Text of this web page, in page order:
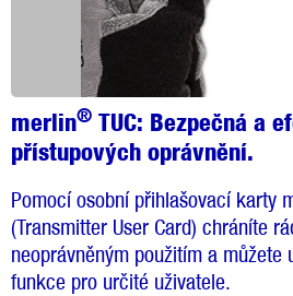
merlin® TUC: Bezpečná a
přístupových oprávnění.
Pomocí osobní přihlašovací karty
(Transmitter User Card) chráníte
neoprávněným použitím a můžete
funkce pro určité uživatele.